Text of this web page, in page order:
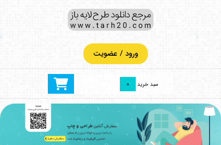
ورود / عضویت
سبد خرید 0